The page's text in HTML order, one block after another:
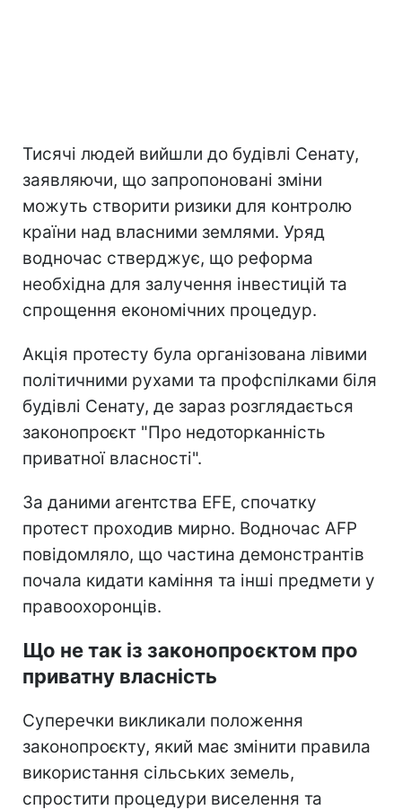
Тисячі людей вийшли до будівлі Сенату,
заявляючи, що запропоновані зміни
можуть створити ризики для контролю
країни над власними землями. Уряд
водночас стверджує, що реформа
необхідна для залучення інвестицій та
спрощення економічних процедур.
Акція протесту була організована лівими
політичними рухами та профспілками біля
будівлі Сенату, де зараз розглядається
законопроєкт "Про недоторканність
приватної власності".
За даними агентства EFE, спочатку
протест проходив мирно. Водночас AFP
повідомляло, що частина демонстрантів
почала кидати каміння та інші предмети у
правоохоронців.
Що не так із законопроєктом про
приватну власність
Суперечки викликали положення
законопроєкту, який має змінити правила
використання сільських земель,
спростити процедури виселення та